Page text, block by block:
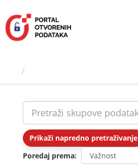
sadržaj
Prikaži napredno pretraživanje
Poredaj prema